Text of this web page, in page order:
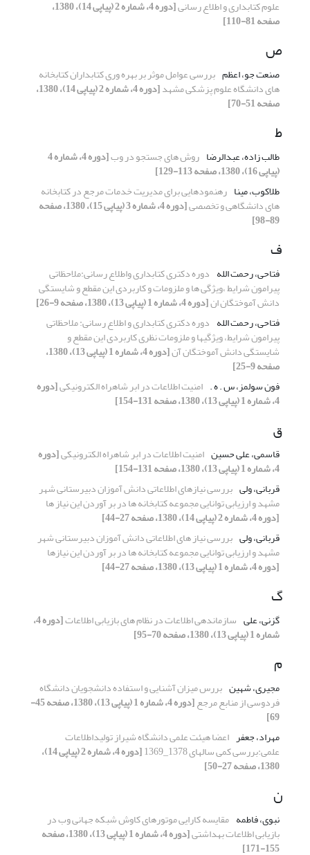
علوم کتابداری و اطلاع رسانی [دوره 4، شماره 2 (پیاپی 14)، 1380،
صفحه 81-110]
ص
صنعت جو، اعظم بررسی عوامل موثر بر بهره وری کتابداران کتابخانه
های دانشگاه علوم پزشکی مشهد [دوره 4، شماره 2 (پیاپی 14)، 1380،
صفحه 51-70]
ط
طالب زاده، عبدالرضا روش های جستجو در وب [دوره 4، شماره 4
(پیاپی 16)، 1380، صفحه 113-129]
طلاکوب، مینا رهنمودهایی برای مدیریت خدمات مرجع در کتابخانه
های دانشگاهی و تخصصی [دوره 4، شماره 3 (پیاپی 15)، 1380، صفحه
89-98]
ف
فتاحی، رحمت الله دوره دکتری کتابداری واطلاع رسانی:ملاحظاتی
پیرامون شرایط ،ویژگی ها و ملزومات و کاربردی این مقطع و شایستگی
دانش آموختگان ان[دوره 4، شماره 1 (پیاپی 13)، 1380، صفحه 9-26]
فتاحی، رحمت الله دوره دکتری کتابداری و اطلاع رسانی: ملاحظاتی
پیرامون شرایط، ویژگیها و ملزومات نظری کاربردی این مقطع و
شایستگی دانش آموختگان آن [دوره 4، شماره 1 (پیاپی 13)، 1380،
صفحه 9-25]
فون سولمز، س . ه . امنیت اطلاعات در ابر شاهراه الکترونیکی[دوره
4، شماره 1 (پیاپی 13)، 1380، صفحه 131-154]
ق
قاسمی، علی حسین امنیت اطلاعات در ابر شاهراه الکترونیکی[دوره
4، شماره 1 (پیاپی 13)، 1380، صفحه 131-154]
قربانی، ولی بررسی نیازهای اطلاعاتی دانش آموزان دبیرستانی شهر
مشهد و ارزیابی توانایی مجموعه کتابخانه ها در بر آوردن این نیاز ها
[دوره 4، شماره 2 (پیاپی 14)، 1380، صفحه 27-44]
قربانی، ولی بررسی نیاز های اطلاعاتی دانش آموزان دبیرستانی شهر
مشهد و ارزیابی توانایی مجموعه کتابخانه ها در بر آوردن این نیازها
[دوره 4، شماره 1 (پیاپی 13)، 1380، صفحه 27-44]
گ
گزنی، علی سازماندهی اطلاعات در نظام های بازیابی اطلاعات [دوره 4،
شماره 1 (پیاپی 13)، 1380، صفحه 70-95]
م
مجیری، شهین بررس میزان آشنایی و استفاده دانشجویان دانشگاه
فردوسی از منابع مرجع [دوره 4، شماره 1 (پیاپی 13)، 1380، صفحه 45-
69]
مهراد، جعفر اعضا هیئت علمی دانشگاه شیراز تولیداطلاعات
علمی:بررسی کمی سالهای 1378_1369 [دوره 4، شماره 2 (پیاپی 14)،
1380، صفحه 27-50]
ن
نبوی، فاطمه مقایسه کارایی موتورهای کاوش شبکه جهانی وب در
بازیابی اطلاعات بهداشتی [دوره 4، شماره 1 (پیاپی 13)، 1380، صفحه
155-171]